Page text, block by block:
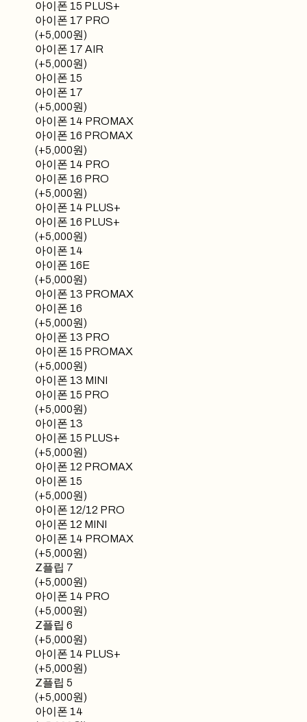
아이폰 15 PLUS+
아이폰 17 PRO
(+5,000원)
아이폰 17 AIR
(+5,000원)
아이폰 15
아이폰 17
(+5,000원)
아이폰 14 PROMAX
아이폰 16 PROMAX
(+5,000원)
아이폰 14 PRO
아이폰 16 PRO
(+5,000원)
아이폰 14 PLUS+
아이폰 16 PLUS+
(+5,000원)
아이폰 14
아이폰 16E
(+5,000원)
아이폰 13 PROMAX
아이폰 16
(+5,000원)
아이폰 13 PRO
아이폰 15 PROMAX
(+5,000원)
아이폰 13 MINI
아이폰 15 PRO
(+5,000원)
아이폰 13
아이폰 15 PLUS+
(+5,000원)
아이폰 12 PROMAX
아이폰 15
(+5,000원)
아이폰 12/12 PRO
아이폰 12 MINI
아이폰 14 PROMAX
(+5,000원)
Z플립 7
(+5,000원)
아이폰 14 PRO
(+5,000원)
Z플립 6
(+5,000원)
아이폰 14 PLUS+
(+5,000원)
Z플립 5
(+5,000원)
아이폰 14